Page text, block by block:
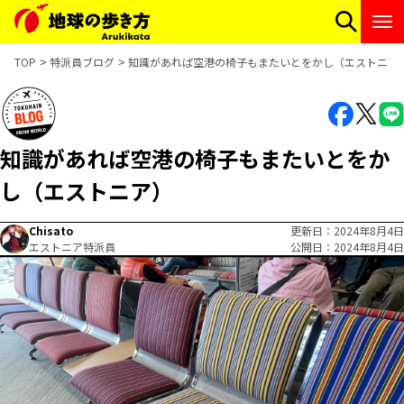
TOP 特派員ブログ 知識があれば空港の椅子もまたいとをかし（エストニア
知識があれば空港の椅子もまたいとをか
し（エストニア）
Chisato
エストニア特派員
更新日
2024年8月4日
公開日
2024年8月4日